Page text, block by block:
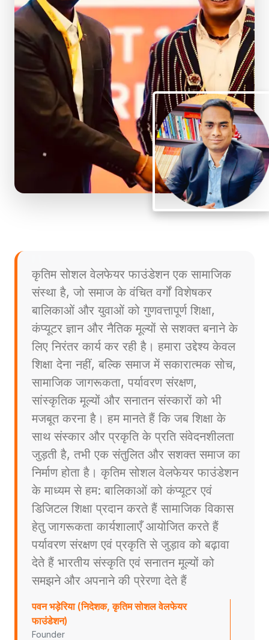
कृतिम सोशल वेलफेयर फाउंडेशन एक सामाजिक
संस्था है, जो समाज के वंचित वर्गों विशेषकर
बालिकाओं और युवाओं को गुणवत्तापूर्ण शिक्षा,
कंप्यूटर ज्ञान और नैतिक मूल्यों से सशक्त बनाने के
लिए निरंतर कार्य कर रही है। हमारा उद्देश्य केवल
शिक्षा देना नहीं, बल्कि समाज में सकारात्मक सोच,
सामाजिक जागरूकता, पर्यावरण संरक्षण,
सांस्कृतिक मूल्यों और सनातन संस्कारों को भी
मजबूत करना है। हम मानते हैं कि जब शिक्षा के
साथ संस्कार और प्रकृति के प्रति संवेदनशीलता
जुड़ती है, तभी एक संतुलित और सशक्त समाज का
निर्माण होता है। कृतिम सोशल वेलफेयर फाउंडेशन
के माध्यम से हम: बालिकाओं को कंप्यूटर एवं
डिजिटल शिक्षा प्रदान करते हैं सामाजिक विकास
हेतु जागरूकता कार्यशालाएँ आयोजित करते हैं
पर्यावरण संरक्षण एवं प्रकृति से जुड़ाव को बढ़ावा
देते हैं भारतीय संस्कृति एवं सनातन मूल्यों को
समझने और अपनाने की प्रेरणा देते हैं
पवन भड़ेरिया (निदेशक, कृतिम सोशल वेलफेयर
फाउंडेशन)
Founder